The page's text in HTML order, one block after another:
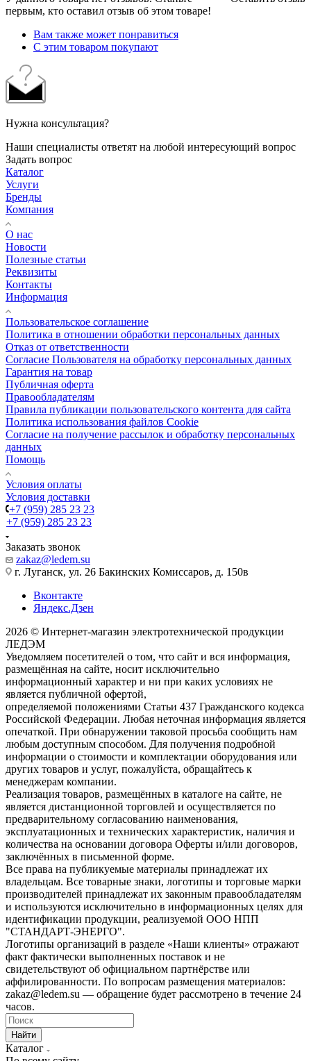
первым, кто оставил отзыв об этом товаре!
Вам также может понравиться
С этим товаром покупают
Нужна консультация?
Наши специалисты ответят на любой интересующий вопрос
Задать вопрос
Каталог
Услуги
Бренды
Компания
О нас
Новости
Полезные статьи
Реквизиты
Контакты
Информация
Пользовательское соглашение
Политика в отношении обработки персональных данных
Отказ от ответственности
Согласие Пользователя на обработку персональных данных
Гарантия на товар
Публичная оферта
Правообладателям
Правила публикации пользовательского контента для сайта
Политика использования файлов Cookie
Согласие на получение рассылок и обработку персональных
данных
Помощь
Условия оплаты
Условия доставки
+7 (959) 285 23 23
+7 (959) 285 23 23
Заказать звонок
zakaz@ledem.su
г. Луганск, ул. 26 Бакинских Комиссаров, д. 150в
Вконтакте
Яндекс.Дзен
2026 © Интернет-магазин электротехнической продукции
ЛЕДЭМ
Уведомляем посетителей о том, что сайт и вся информация,
размещённая на сайте, носит исключительно
информационный характер и ни при каких условиях не
является публичной офертой,
определяемой положениями Статьи 437 Гражданского кодекса
Российской Федерации. Любая неточная информация является
опечаткой. При обнаружении таковой просьба сообщить нам
любым доступным способом. Для получения подробной
информации о стоимости и комплектации оборудования или
других товаров и услуг, пожалуйста, обращайтесь к
менеджерам компании.
Реализация товаров, размещённых в каталоге на сайте, не
является дистанционной торговлей и осуществляется по
предварительному согласованию наименования,
эксплуатационных и технических характеристик, наличия и
количества на основании договора Оферты и/или договоров,
заключённых в письменной форме.
Все права на публикуемые материалы принадлежат их
владельцам. Все товарные знаки, логотипы и торговые марки
производителей принадлежат их законным правообладателям
и используются исключительно в информационных целях для
идентификации продукции, реализуемой ООО НПП
"СТАНДАРТ-ЭНЕРГО".
Логотипы организаций в разделе «Наши клиенты» отражают
факт фактически выполненных поставок и не
свидетельствуют об официальном партнёрстве или
аффилированности. По вопросам размещения материалов:
zakaz@ledem.su — обращение будет рассмотрено в течение 24
часов.
Найти
Каталог